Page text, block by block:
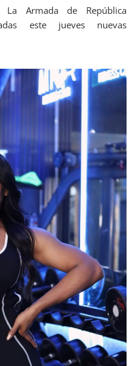
La Armada de República
este jueves nuevas